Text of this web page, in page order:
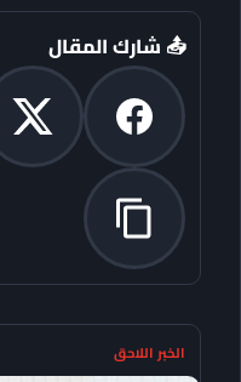
📤 شارك المقال
الخبر اللاحق